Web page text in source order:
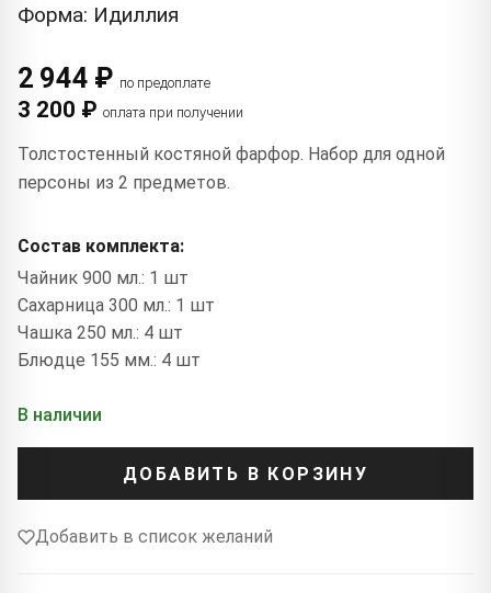
Форма: Идиллия
2 944 ₽ по предоплате
3 200 ₽ оплата при получении
Толстостенный костяной фарфор. Набор для одной
персоны из 2 предметов.
Состав комплекта:
Чайник 900 мл.: 1 шт
Сахарница 300 мл.: 1 шт
Чашка 250 мл.: 4 шт
Блюдце 155 мм.: 4 шт
В наличии
ДОБАВИТЬ В КОРЗИНУ
Добавить в список желаний